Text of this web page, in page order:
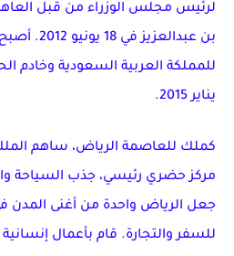
لرئيس مجلس الوزراء من قبل
بن
يناير 2015.
كملك للعاصمة الرياض، ساهم
مركز حضري رئيسي، جذب السياحة
جعل الرياض واحدة من أغنى المدن